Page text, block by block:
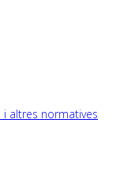
i altres normatives